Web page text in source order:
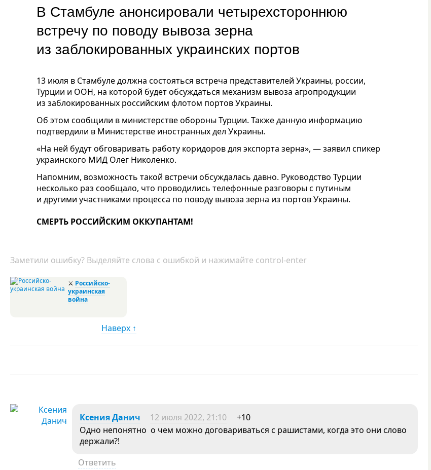
В Стамбуле анонсировали четырехстороннюю
встречу по поводу вывоза зерна
из заблокированных украинских портов
13 июля в Стамбуле должна состояться встреча представителей Украины, россии,
Турции и ООН, на которой будет обсуждаться механизм вывоза агропродукции
из заблокированных российским флотом портов Украины.
Об этом сообщили в министерстве обороны Турции. Также данную информацию
подтвердили в Министерстве иностранных дел Украины.
«На ней будут обговаривать работу коридоров для экспорта зерна», — заявил спикер
украинского МИД Олег Николенко.
Напомним, возможность такой встречи обсуждалась давно. Руководство Турции
несколько раз сообщало, что проводились телефонные разговоры с путиным
и другими участниками процесса по поводу вывоза зерна из портов Украины.
СМЕРТЬ РОССИЙСКИМ ОККУПАНТАМ!
Заметили ошибку? Выделяйте слова с ошибкой и нажимайте control-enter
⚔ Российско-
украинская
война
Наверх ↑
Ксения Данич 12 июля 2022, 21:10
+10
Одно непонятно о чем можно договариваться с рашистами, когда это они слово
держали?!
Ответить